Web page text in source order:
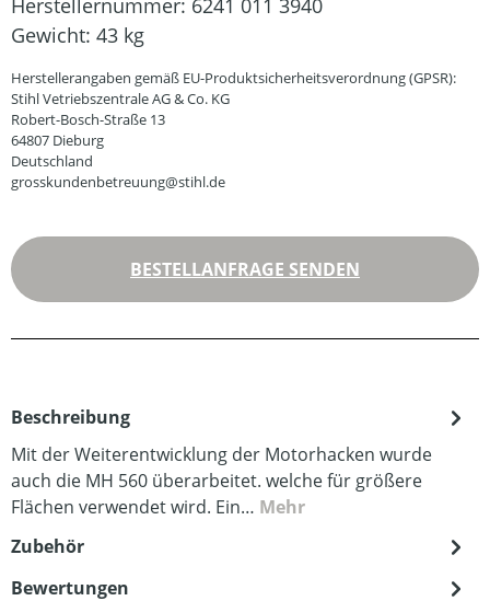
Herstellernummer: 6241 011 3940
Gewicht: 43 kg
Herstellerangaben gemäß EU-Produktsicherheitsverordnung (GPSR):
Stihl Vetriebszentrale AG & Co. KG
Robert-Bosch-Straße 13
64807 Dieburg
Deutschland
grosskundenbetreuung@stihl.de
BESTELLANFRAGE SENDEN
Beschreibung
Mit der Weiterentwicklung der Motorhacken wurde
auch die MH 560 überarbeitet. welche für größere
Flächen verwendet wird. Ein… Mehr
Zubehör
Bewertungen